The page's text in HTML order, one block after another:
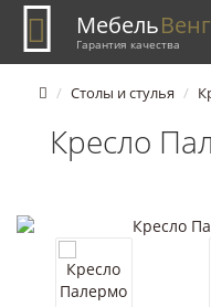
Мебель
Гарантия качества
Столы и стулья
Кресло